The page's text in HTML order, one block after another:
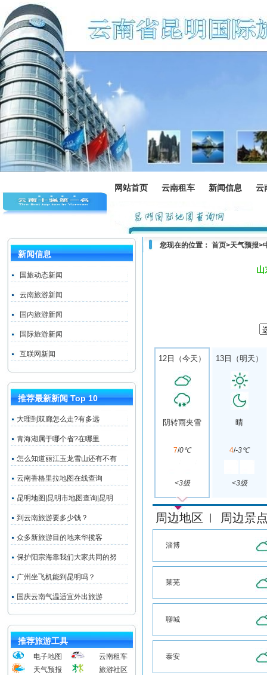
网站首页 云南租车 新闻信息 云
新闻信息
国旅动态新闻
云南旅游新闻
国内旅游新闻
国际旅游新闻
互联网新闻
推荐最新新闻 Top 10
大理到双廊怎么走?有多远
青海湖属于哪个省?在哪里
怎么知道丽江玉龙雪山还有不有
云南香格里拉地图在线查询
昆明地图|昆明市地图查询|昆明
到云南旅游要多少钱？
众多新旅游目的地来华揽客
保护阳宗海靠我们大家共同的努
广州坐飞机能到昆明吗？
国庆云南气温适宜外出旅游
推荐旅游工具
电子地图
云南租车
天气预报
旅游社区
您现在的位置： 首页>天气预报>
山
12日（今天）
阴转雨夹雪
7/0℃
<3级
13日（明天）
晴
4/-3℃
<3级
周边地区 周边景
淄博
莱芜
聊城
泰安